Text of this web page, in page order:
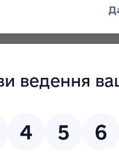
проведення
України від